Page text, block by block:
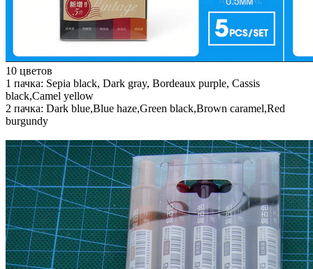
10 цветов
1 пачка: Sepia black, Dark gray, Bordeaux purple, Cassis
black,Camel yellow
2 пачка: Dark blue,Blue haze,Green black,Brown caramel,Red
burgundy